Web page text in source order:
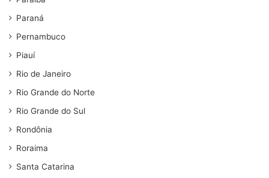
Paraná
Pernambuco
Piauí
Rio de Janeiro
Rio Grande do Norte
Rio Grande do Sul
Rondônia
Roraima
Santa Catarina